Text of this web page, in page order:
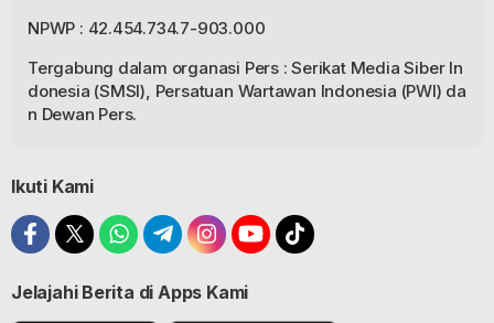
NPWP : 42.454.734.7-903.000
Tergabung dalam organasi Pers : Serikat Media Siber In
donesia (SMSI), Persatuan Wartawan Indonesia (PWI) da
n Dewan Pers.
Ikuti Kami
Jelajahi Berita di Apps Kami